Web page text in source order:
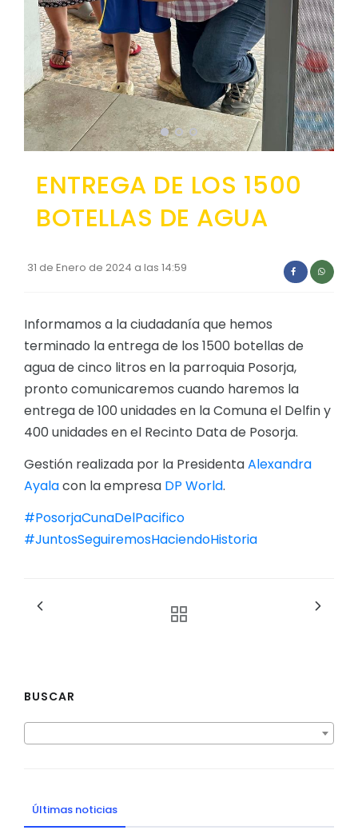
Convocatorias
GESTIÓN ADMINISTRATIVA
Plan de desarrollo y Ordenamiento Territorial -
Plan Anual Contratación - PAC
Plan Operativo Anual - POA
PRESUPUESTO: EJECUCIÓN Y REPORTES
Cédulas presupuestarias y balances
Obras y proyectos
ENTREGA DE LOS 1500
BOTELLAS DE AGUA
31 de Enero de 2024 a las 14:59
Informamos a la ciudadanía que hemos
terminado la entrega de los 1500 botellas de
agua de cinco litros en la parroquia Posorja,
pronto comunicaremos cuando haremos la
entrega de 100 unidades en la Comuna el Delfin y
400 unidades en el Recinto Data de Posorja.
Gestión realizada por la PresidentaAlexandra
Ayalacon la empresa DP World.
#PosorjaCunaDelPacifico
#JuntosSeguiremosHaciendoHistoria
BUSCAR
Últimas noticias